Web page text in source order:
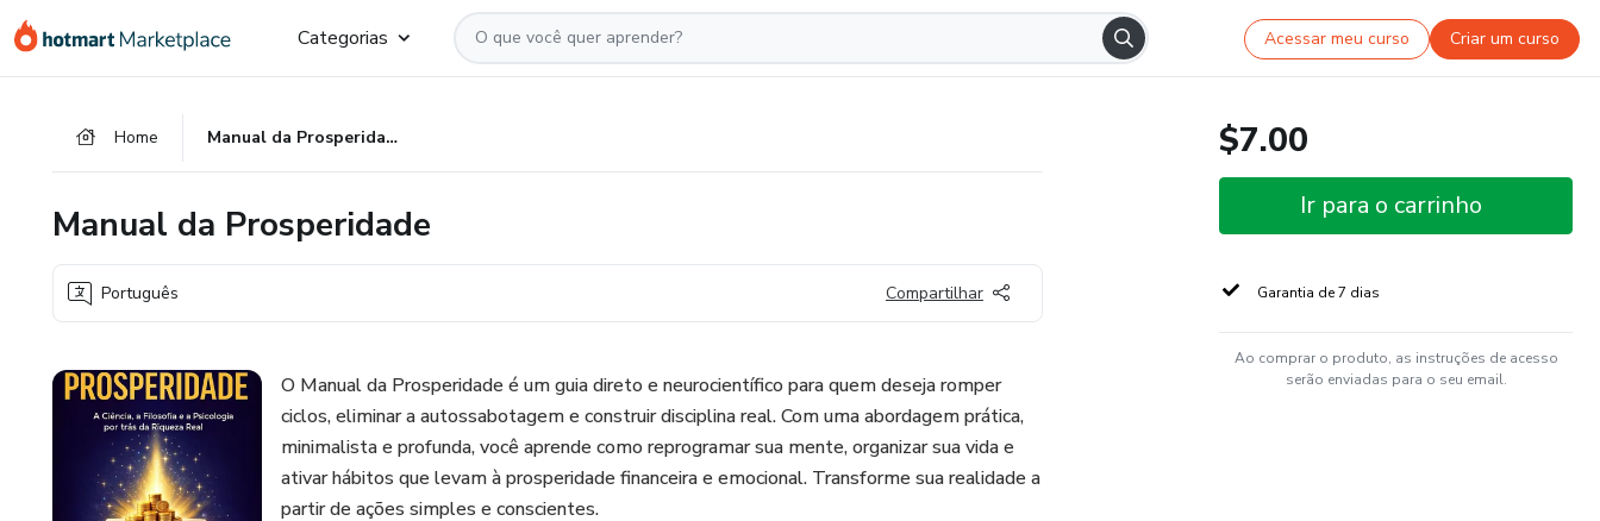
para
para
para
Categorias Acessar meu curso Criar um curso
Home Manual da Prosperidade
Manual da Prosperidade
Português Compartilhar
O Manual da Prosperidade é um guia direto e neurocientífico para quem deseja romper
ciclos, eliminar a autossabotagem e construir disciplina real. Com uma abordagem prática,
minimalista e profunda, você aprende como reprogramar sua mente, organizar sua vida e
ativar hábitos que levam à prosperidade financeira e emocional. Transforme sua realidade a
partir de ações simples e conscientes.
$7.00
Ir para o carrinho
Garantia de 7 dias
Ao comprar o produto, as instruções de acesso
serão enviadas para o seu email.